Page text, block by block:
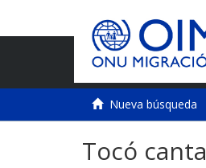
Nueva búsqueda
Tocó